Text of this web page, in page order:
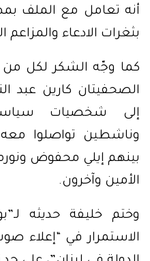
أنه تعامل مع الملف
بثغرات الادعاء
كما وجّه الشكر لكل
الصحفيتان كارين عبد
إلى شخصيات
وناشطين تواصلوا
بينهم إيلي محفوض
الأمين وآخرون.
وختم خليفة حديثه
الاستمرار في “إعلاء